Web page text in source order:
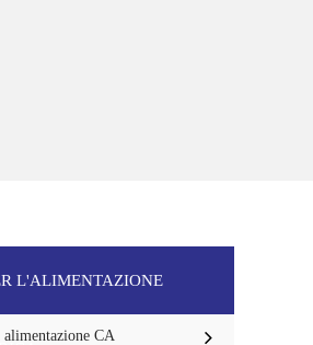
L'ALIMENTAZIONE
alimentazione CA